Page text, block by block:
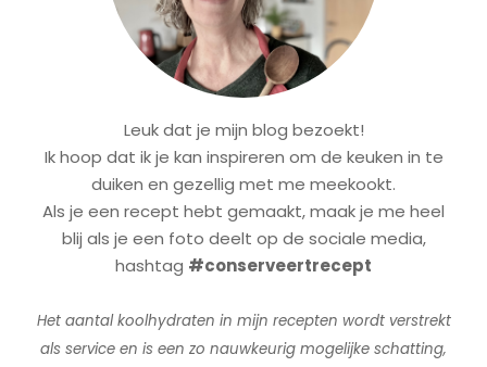
Leuk dat je mijn blog bezoekt!
Ik hoop dat ik je kan inspireren om de keuken in te
duiken en gezellig met me meekookt.
Als je een recept hebt gemaakt, maak je me heel
blij als je een foto deelt op de sociale media,
hashtag #conserveertrecept
Het aantal koolhydraten in mijn recepten wordt verstrekt
als service en is een zo nauwkeurig mogelijke schatting,